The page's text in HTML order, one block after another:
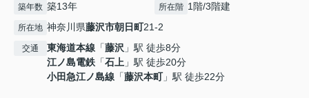
築年数 築13年 所在階 1階/3階建
所在地 神奈川県藤沢市朝日町21-2
交通 東海道本線 「藤沢 」駅 徒歩8分
江ノ島電鉄 「石上 」駅 徒歩20分
小田急江ノ島線 「藤沢本町」駅 徒歩22分